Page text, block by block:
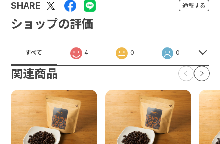
SHARE 通報する
ショップの評価
すべて 4 0 0
関連商品